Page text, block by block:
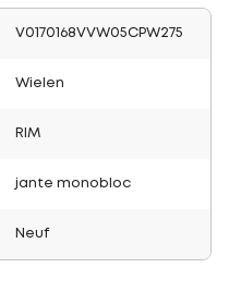
V0170168VVW05CPW275
Wielen
RIM
jante monobloc
Neuf